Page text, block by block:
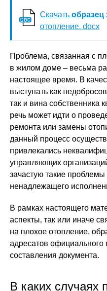
Скачать образец
отопление. docx
Проблема, связанная с
в жилом доме – весьма
настоящее время. В
выступать как
так и вина собственника
речь может идти о
ремонта или замены
данный процесс
привлекались
управляющих
зачастую такие
ненадлежащего
В рамках настоящего
аспекты, так или иначе
на плохое отопление,
адресатов официального
составления документа.
В каких случаях